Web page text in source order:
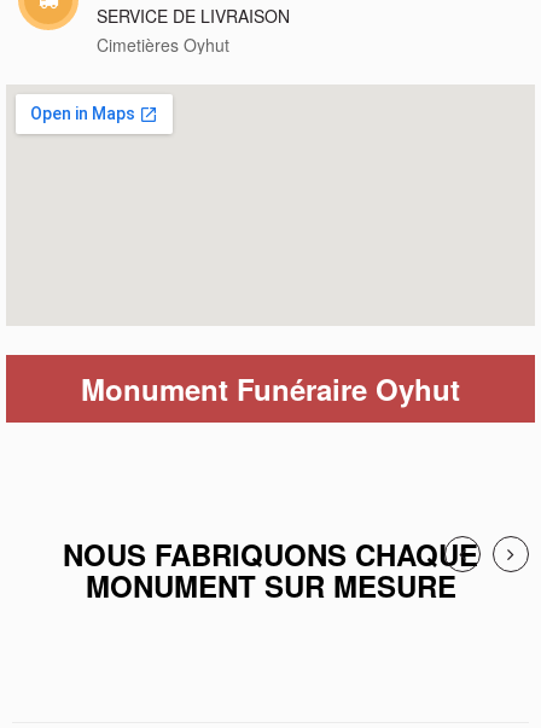
SERVICE DE LIVRAISON
Cimetières Oyhut
Monument Funéraire Oyhut
NOUS FABRIQUONS CHAQUE
MONUMENT SUR MESURE